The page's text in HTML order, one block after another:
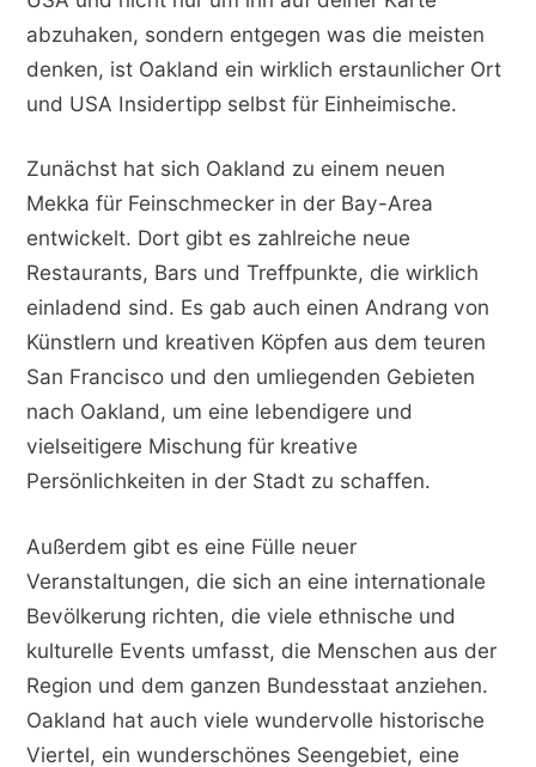
abzuhaken, sondern entgegen was die meisten
denken, ist Oakland ein wirklich erstaunlicher Ort
und USA Insidertipp selbst für Einheimische.
Zunächst hat sich Oakland zu einem neuen
Mekka für Feinschmecker in der Bay-Area
entwickelt. Dort gibt es zahlreiche neue
Restaurants, Bars und Treffpunkte, die wirklich
einladend sind. Es gab auch einen Andrang von
Künstlern und kreativen Köpfen aus dem teuren
San Francisco und den umliegenden Gebieten
nach Oakland, um eine lebendigere und
vielseitigere Mischung für kreative
Persönlichkeiten in der Stadt zu schaffen.
Außerdem gibt es eine Fülle neuer
Veranstaltungen, die sich an eine internationale
Bevölkerung richten, die viele ethnische und
kulturelle Events umfasst, die Menschen aus der
Region und dem ganzen Bundesstaat anziehen.
Oakland hat auch viele wundervolle historische
Viertel, ein wunderschönes Seengebiet, eine